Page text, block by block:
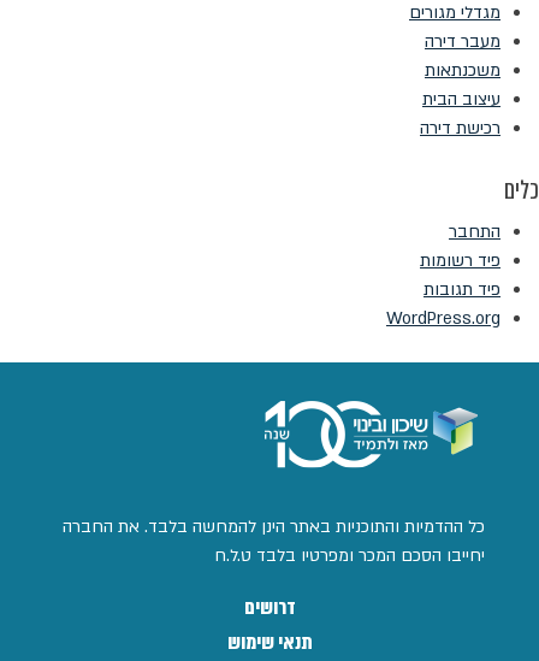
מגדלי מגורים
מעבר דירה
משכנתאות
עיצוב הבית
רכישת דירה
כלים
התחבר
פיד רשומות
פיד תגובות
WordPress.org
כל ההדמיות והתוכניות באתר הינן להמחשה בלבד. את החברה
יחייבו הסכם המכר ומפרטיו בלבד ט.ל.ח
דרושים
תנאי שימוש